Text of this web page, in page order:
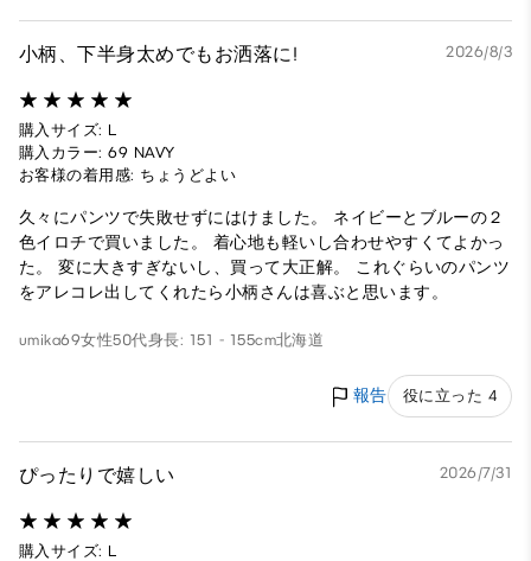
小柄、下半身太めでもお洒落に! 2026/8/3
購入サイズ: L
購入カラー: 69 NAVY
お客様の着用感: ちょうどよい
久々にパンツで失敗せずにはけました。 ネイビーとブルーの２
色イロチで買いました。 着心地も軽いし合わせやすくてよかっ
た。 変に大きすぎないし、買って大正解。 これぐらいのパンツ
をアレコレ出してくれたら小柄さんは喜ぶと思います。
umika69女性50代身長: 151 - 155cm北海道
報告 役に立った 4
ぴったりで嬉しい 2026/7/31
購入サイズ: L